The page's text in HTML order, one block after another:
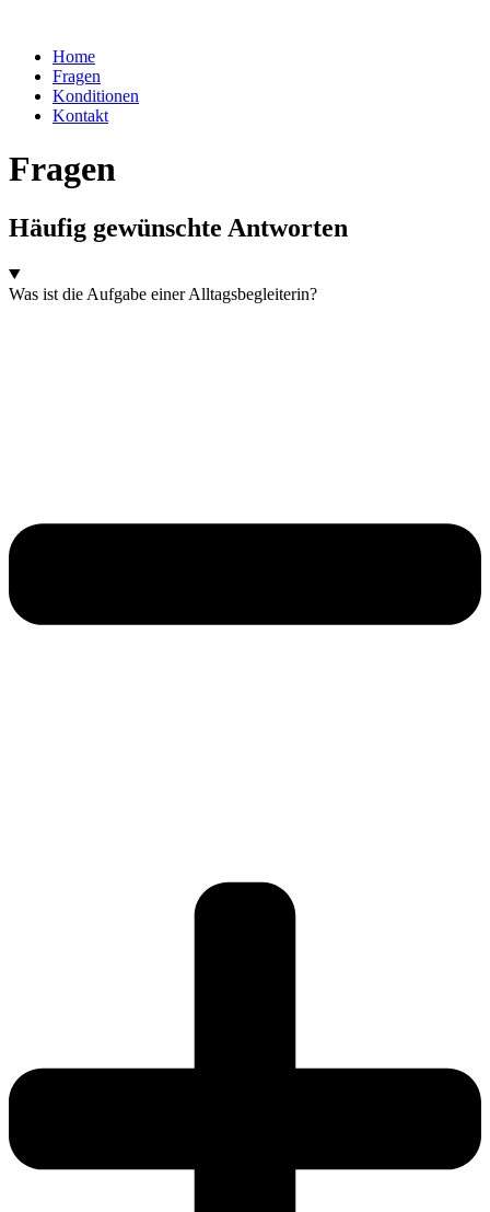
Home
Fragen
Konditionen
Kontakt
Fragen
Häufig gewünschte Antworten
Was ist die Aufgabe einer Alltagsbegleiterin?